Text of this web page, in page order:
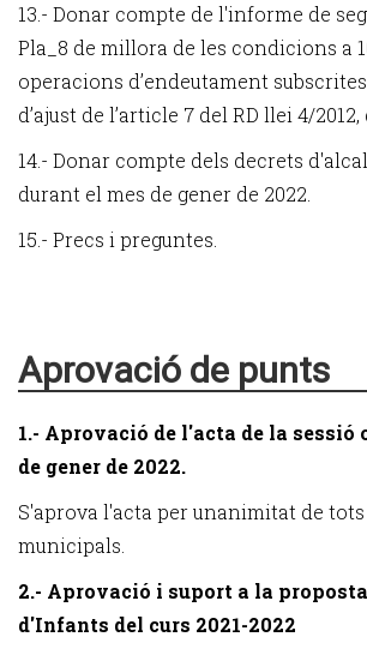
13.- Donar compte de l'informe de
Pla_8 de millora de les condicions a
operacions d’endeutament
d’ajust de l’article 7 del RD llei 4/
14.- Donar compte dels decrets
durant el mes de gener de 2022.
15.- Precs i preguntes.
Aprovació de punts
1.- Aprovació de l'acta de la sessió
de gener de 2022.
S'aprova l'acta per unanimitat de tots
municipals.
2.- Aprovació i suport a la
d'Infants del curs 2021-2022